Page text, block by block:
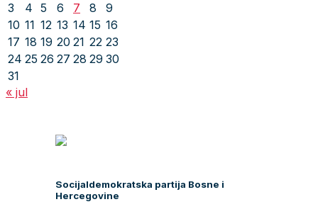
3
4 5 6 7 8
9
10 11 12 13 14 15 16
17 18 19 20 21 22 23
24 25 26 27 28 29 30
31
« jul
Socijaldemokratska partija Bosne i
Hercegovine